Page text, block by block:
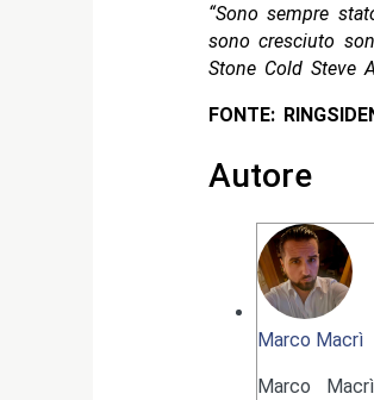
“Sono sempre
sono cresciuto
Stone Cold Steve
FONTE:
Autore
Marco Macrì
Marco